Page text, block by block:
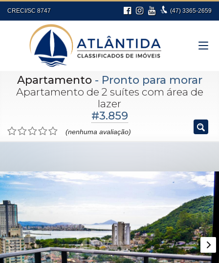
CRECI/SC 8747 (47) 3365-2659
Apartamento - Pronto para morar
Apartamento de 2 suítes com área de
lazer
#3.859
(nenhuma avaliação)